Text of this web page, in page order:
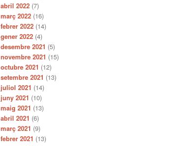
abril 2022 (7)
març 2022 (16)
febrer 2022 (14)
gener 2022 (4)
desembre 2021 (5)
novembre 2021 (15)
octubre 2021 (12)
setembre 2021 (13)
juliol 2021 (14)
juny 2021 (10)
maig 2021 (13)
abril 2021 (6)
març 2021 (9)
febrer 2021 (13)